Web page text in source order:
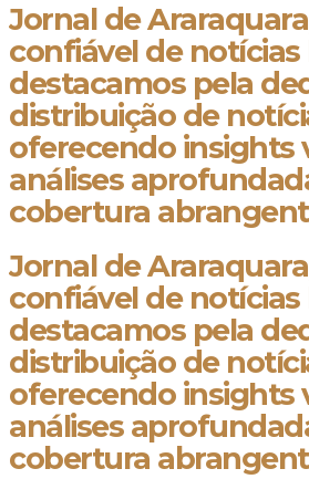
Jornal de
confiável de notícias
destacamos pela
distribuição de
oferecendo insights
análises
cobertura
Jornal de
confiável de notícias
destacamos pela
distribuição de
oferecendo insights
análises
cobertura